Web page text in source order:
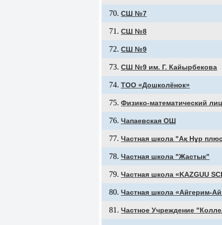
СШ №7
СШ №8
СШ №9
СШ №9 им. Г. Кайырбекова
ТОО «Дошколёнок»
Физико-математический
Чапаевская ОШ
Частная школа "Ақ Нұр
Частная школа "Жастык"
Частная школа «KAZGUU
Частная школа «Айгерим-
Частное Учреждение